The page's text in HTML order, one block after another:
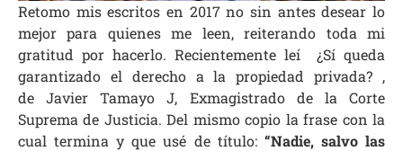
Retomo mis escritos en 2017 no sin antes desear lo
mejor para quienes me leen, reiterando toda mi
gratitud por hacerlo. Recientemente leí
¿Sí queda
garantizado el derecho a la propiedad privada? ,
deJavier Tamayo J, Exmagistrado de la Corte
Suprema de Justicia. Del mismo copio la frase con la
cual termina y que usé de título: “Nadie, salvo las